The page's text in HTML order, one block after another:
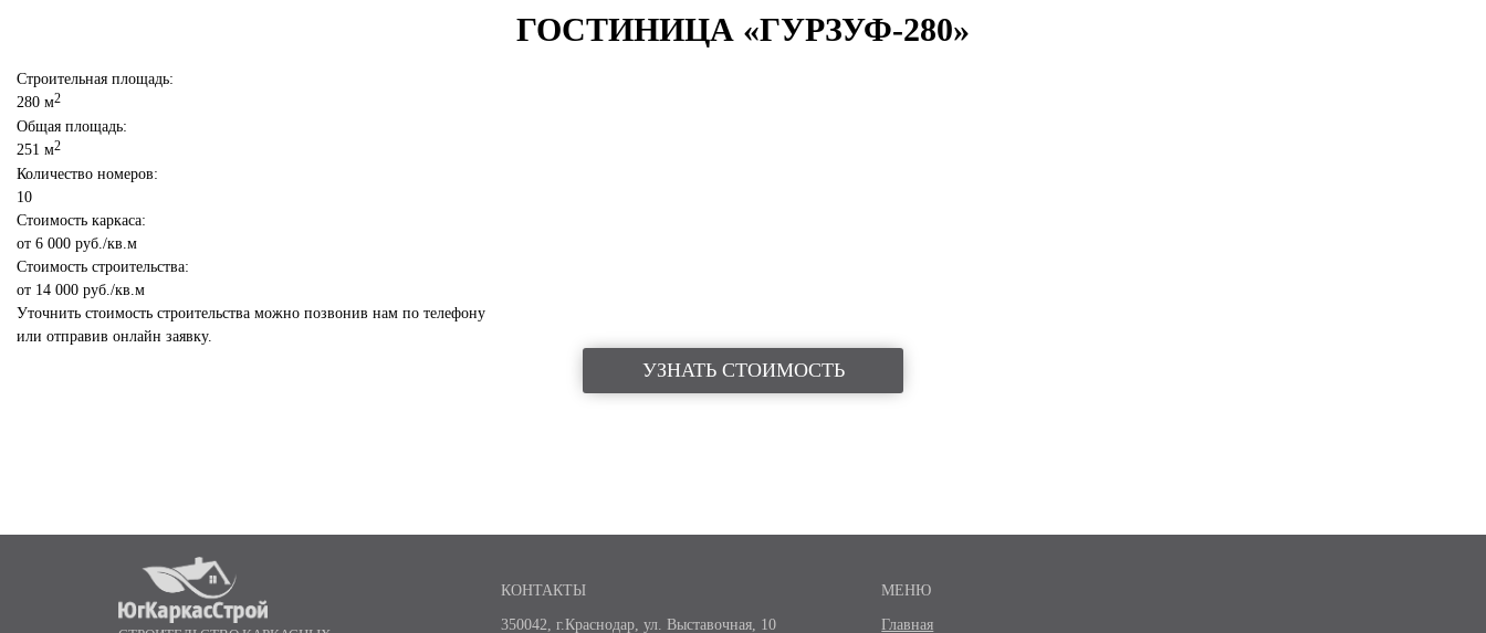
ГОСТИНИЦА «ГУРЗУФ-280»
Строительная площадь:
280 м2
Общая площадь:
251 м2
Количество номеров:
10
Стоимость каркаса:
от 6 000 руб./кв.м
Стоимость строительства:
от 14 000 руб./кв.м
Уточнить стоимость строительства можно позвонив нам по телефону
или отправив онлайн заявку.
УЗНАТЬ СТОИМОСТЬ
КОНТАКТЫ
350042, г.Краснодар, ул. Выставочная, 10
МЕНЮ
Главная